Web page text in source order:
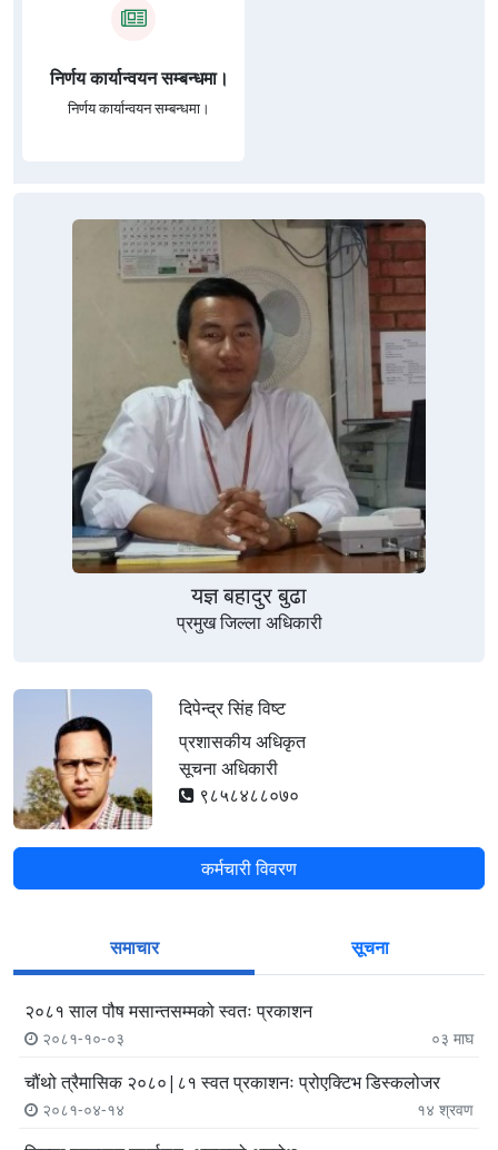
निर्णय कार्यान्वयन सम्बन्धमा।
निर्णय कार्यान्वयन सम्बन्धमा।
यज्ञ बहादुर बुढा
प्रमुख जिल्ला अधिकारी
दिपेन्द्र सिंह विष्ट
प्रशासकीय अधिकृत
सूचना अधिकारी
९८५८४८८०७०
कर्मचारी विवरण
समाचार सूचना
२०८१ साल पौष मसान्तसम्मको स्वतः प्रकाशन
२०८१-१०-०३ ०३ माघ
चौंथो त्रैमासिक २०८०|८१ स्वत प्रकाशनः प्रोएक्टिभ डिस्कलोजर
२०८१-०४-१४ १४ श्रवण